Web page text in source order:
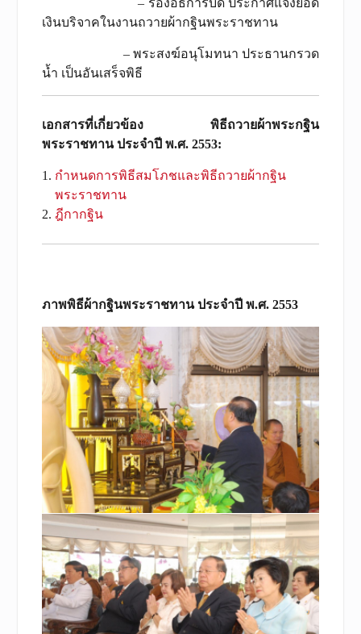
– รองอธิการบดี ประกาศแจ้งยอด
เงินบริจาคในงานถวายผ้ากฐินพระราชทาน
– พระสงฆ์อนุโมทนา ประธานกรวด
น้ำ เป็นอันเสร็จพิธี
เอกสารที่เกี่ยวข้อง พิธีถวายผ้าพระกฐิน
พระราชทาน ประจำปี พ.ศ. 2553:
กำหนดการพิธีสมโภชและพิธีถวายผ้ากฐิน
พระราชทาน
ฎีกากฐิน
ภาพพิธีผ้ากฐินพระราชทาน ประจำปี พ.ศ. 2553